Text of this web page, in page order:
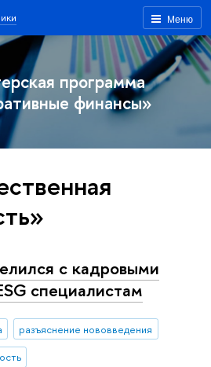
Меню
программа
финансы»
с кадровыми
специалистам
разъяснение нововведения